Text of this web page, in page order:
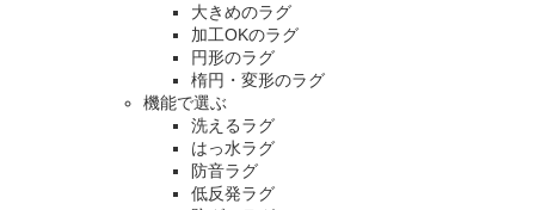
大きめのラグ
加工OKのラグ
円形のラグ
楕円・変形のラグ
機能で選ぶ
洗えるラグ
はっ水ラグ
防音ラグ
低反発ラグ